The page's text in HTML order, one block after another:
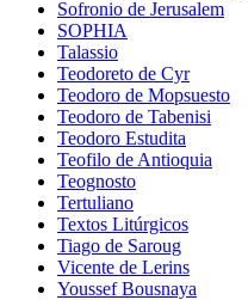
Sofronio de Jerusalem
SOPHIA
Talassio
Teodoreto de Cyr
Teodoro de Mopsuesto
Teodoro de Tabenisi
Teodoro Estudita
Teofilo de Antioquia
Teognosto
Tertuliano
Textos Litúrgicos
Tiago de Saroug
Vicente de Lerins
Youssef Bousnaya